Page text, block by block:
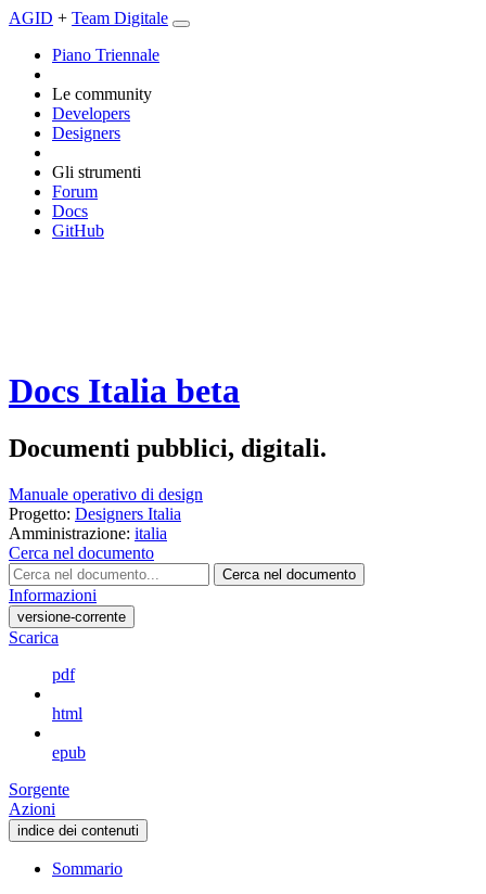
AGID + Team Digitale
Piano Triennale
Le community
Developers
Designers
Gli strumenti
Forum
Docs
GitHub
Docs Italia beta
Documenti pubblici, digitali.
Manuale operativo di design
Progetto: Designers Italia
Amministrazione: italia
Cerca nel documento
Cerca nel documento
Informazioni
versione-corrente
Scarica
pdf
html
epub
Sorgente
Azioni
indice dei contenuti
Sommario